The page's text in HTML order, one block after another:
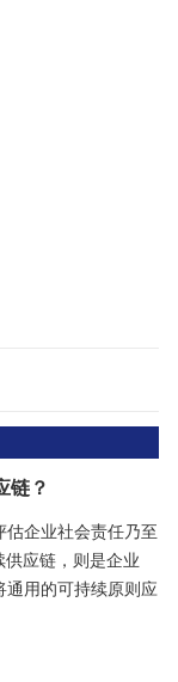
链？
企业社会责任乃至
应链，则是企业
通用的可持续原则应